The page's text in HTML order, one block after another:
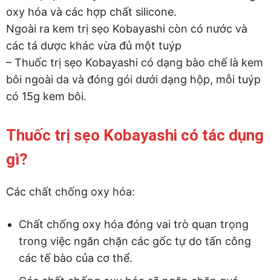
oxy hóa và các hợp chất silicone.
Ngoài ra kem trị sẹo Kobayashi còn có nước và
các tá dược khác vừa đủ một tuýp
– Thuốc trị sẹo Kobayashi có dạng bào chế là kem
bôi ngoài da và đóng gói dưới dạng hộp, mỗi tuýp
có 15g kem bôi.
Thuốc trị sẹo Kobayashi có tác dụng
gì?
Các chất chống oxy hóa:
Chất chống oxy hóa đóng vai trò quan trọng
trong việc ngăn chặn các gốc tự do tấn công
các tế bào của cơ thể.